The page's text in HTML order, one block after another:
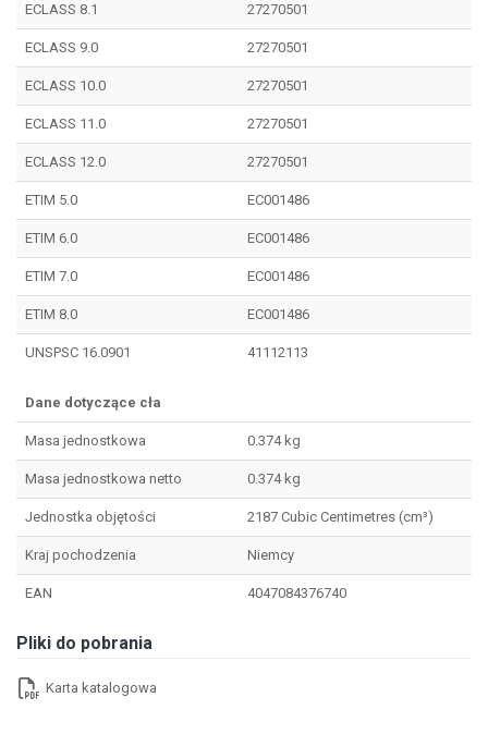
ECLASS 8.1 27270501
ECLASS 9.0 27270501
ECLASS 10.0 27270501
ECLASS 11.0 27270501
ECLASS 12.0 27270501
ETIM 5.0 EC001486
ETIM 6.0 EC001486
ETIM 7.0 EC001486
ETIM 8.0 EC001486
UNSPSC 16.0901 41112113
Dane dotyczące cła
Masa jednostkowa 0.374 kg
Masa jednostkowa netto 0.374 kg
Jednostka objętości 2187 Cubic Centimetres (cm³)
Kraj pochodzenia Niemcy
EAN 4047084376740
Pliki do pobrania
Karta katalogowa